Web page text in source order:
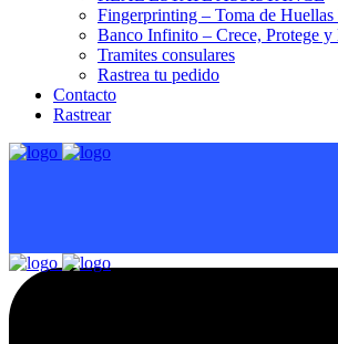
Fingerprinting – Toma de Huellas
Banco Infinito – Crece, Protege
Tramites consulares
Rastrea tu pedido
Contacto
Rastrear